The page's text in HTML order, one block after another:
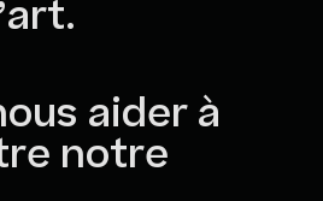
aider à
notre